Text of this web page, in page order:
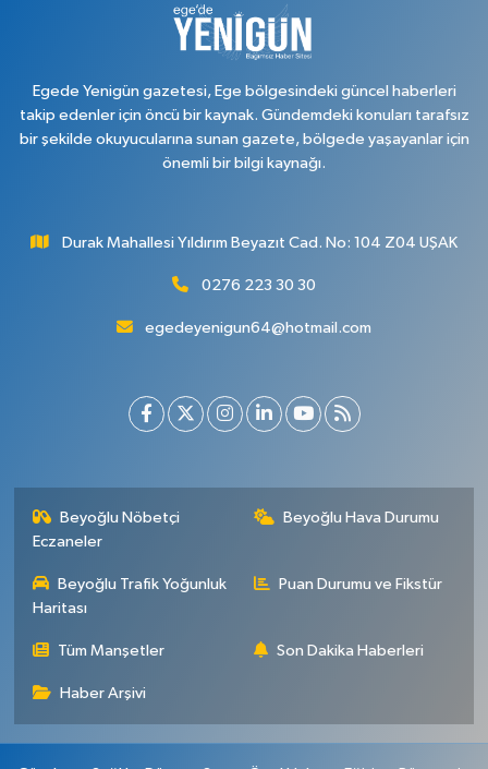
Egede Yenigün gazetesi, Ege bölgesindeki güncel haberleri
takip edenler için öncü bir kaynak. Gündemdeki konuları tarafsız
bir şekilde okuyucularına sunan gazete, bölgede yaşayanlar için
önemli bir bilgi kaynağı.
Durak Mahallesi Yıldırım Beyazıt Cad. No: 104 Z04 UŞAK
0276 223 30 30
egedeyenigun64@hotmail.com
Beyoğlu Nöbetçi
Eczaneler
Beyoğlu Hava Durumu
Beyoğlu Trafik Yoğunluk
Haritası
Puan Durumu ve Fikstür
Tüm Manşetler Son Dakika Haberleri
Haber Arşivi